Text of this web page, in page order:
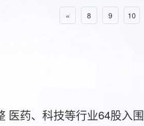
« 8 9 10
医药、科技等行业64股入围